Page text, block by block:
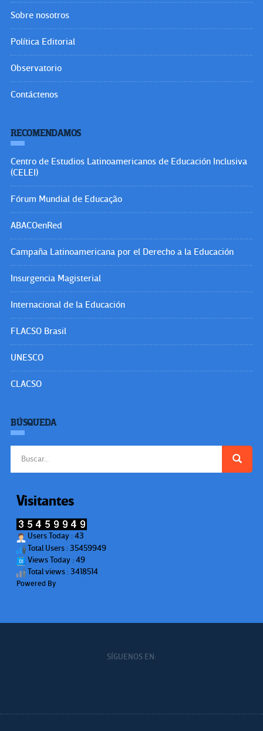
Sobre nosotros
Política Editorial
Observatorio
Contáctenos
RECOMENDAMOS
Centro de Estudios Latinoamericanos de Educación Inclusiva
(CELEI)
Fórum Mundial de Educação
ABACOenRed
Campaña Latinoamericana por el Derecho a la Educación
Insurgencia Magisterial
Internacional de la Educación
FLACSO Brasil
UNESCO
CLACSO
BÚSQUEDA
Visitantes
Users Today : 43
Total Users : 35459949
Views Today : 49
Total views : 3418514
Powered By
SÍGUENOS EN: